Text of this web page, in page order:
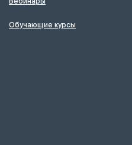
Обучающие курсы